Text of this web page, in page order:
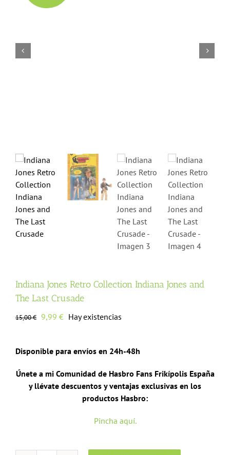
Indiana Jones Retro Collection Indiana Jones and
The Last Crusade
15,00€ El
era:
9,99 € El
es:
Hay existencias
Disponible para envíos en 24h-48h
Únete a mi Comunidad de Hasbro Fans Frikípolis España
y llévate descuentos y ventajas exclusivas en los
productos Hasbro:
Pincha aquí.